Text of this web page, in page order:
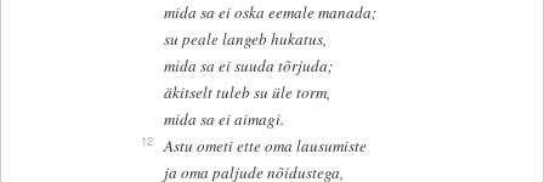
mida sa ei oska eemale manada;
su peale langeb hukatus,
mida sa ei suuda tõrjuda;
äkitselt tuleb su üle torm,
mida sa ei aimagi.
12
Astu ometi ette oma lausumiste
ja oma paljude nõidustega,